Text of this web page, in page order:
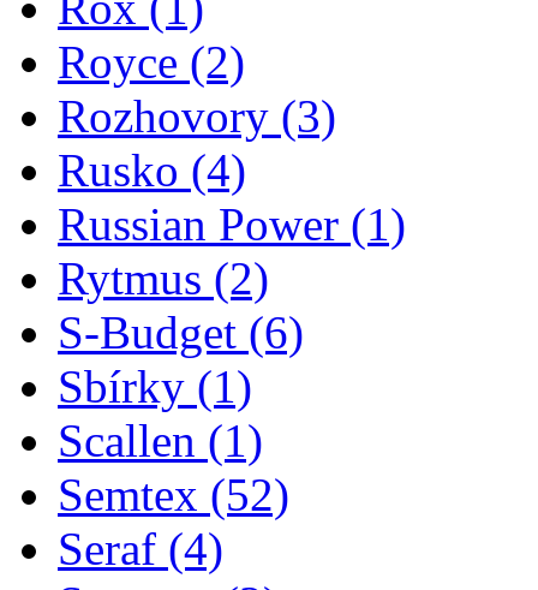
Royce (2)
Rozhovory (3)
Rusko (4)
Russian Power (1)
Rytmus (2)
S-Budget (6)
Sbírky (1)
Scallen (1)
Semtex (52)
Seraf (4)